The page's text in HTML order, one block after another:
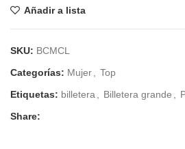
Añadir a lista
SKU: BCMCL
Categorías: Mujer
Top
Etiquetas: billetera Billetera grande
Share: